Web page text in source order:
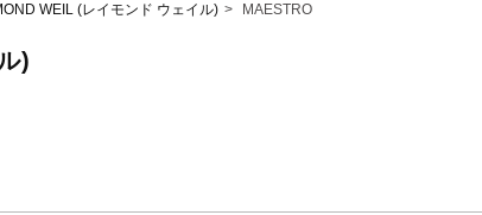
WEIL (レイモンド ウェイル) MAESTRO
)